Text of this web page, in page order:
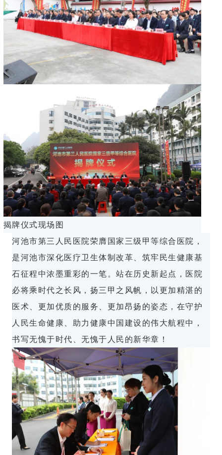
揭牌仪式现场图
河池市第三人民医院荣膺国家三级甲等综合医院，
是河池市深化医疗卫生体制改革、筑牢民生健康基
石征程中浓墨重彩的一笔。站在历史新起点，医院
必将乘时代之长风，扬三甲之风帆，以更加精湛的
医术、更加优质的服务、更加昂扬的姿态，在守护
人民生命健康、助力健康中国建设的伟大航程中，
书写无愧于时代、无愧于人民的新华章！